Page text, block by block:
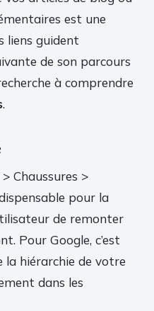
est une
liens guident
de son parcours
à comprendre
.
Chaussures >
pour la
de remonter
Pour Google, c’est
hiérarchie de votre
dans les